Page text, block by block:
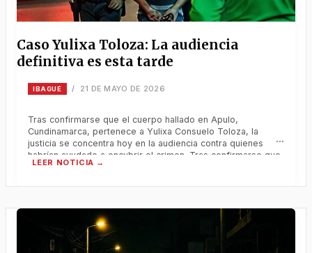
Caso Yulixa Toloza: La audiencia
definitiva es esta tarde
IBAGUÉ / 21 DE MAYO DE 2026
Tras confirmarse que el cuerpo hallado en Apulo,
Cundinamarca, pertenece a Yulixa Consuelo Toloza, la
justicia se concentra hoy en la audiencia contra quienes
habrían ayudado a encubrir el crimen. Tras confirmarse que
el cuerpo hallado en Apulo, Cundinamarca, pertenece a